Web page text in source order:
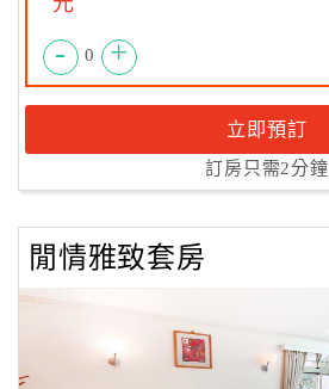
- 0 +
立即預訂
訂房只需2分鐘
閒情雅致套房